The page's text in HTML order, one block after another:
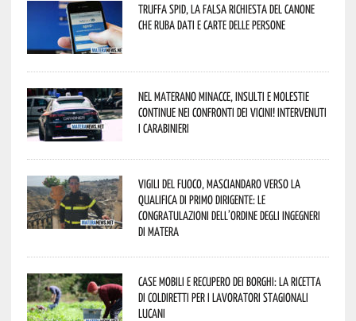
Truffa Spid, la falsa richiesta del canone
che ruba dati e carte delle persone
Nel materano minacce, insulti e molestie
continue nei confronti dei vicini! Intervenuti
i Carabinieri
Vigili del Fuoco, Masciandaro verso la
qualifica di Primo Dirigente: le
congratulazioni dell’Ordine degli Ingegneri
di Matera
Case mobili e recupero dei borghi: la ricetta
di Coldiretti per i lavoratori stagionali
lucani